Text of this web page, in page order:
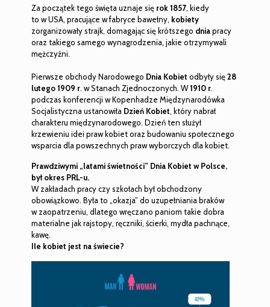
Za początek tego święta uznaje się rok 1857, kiedy
to w USA, pracujące w fabryce bawełny, kobiety
zorganizowały strajk, domagając się krótszego dniapracy
oraz takiego samego wynagrodzenia, jakie otrzymywali
mężczyźni.
Pierwsze obchody Narodowego Dnia Kobiet odbyły się28
lutego 1909 r. w Stanach Zjednoczonych. W1910 r.
podczas konferencji w Kopenhadze Międzynarodówka
Socjalistyczna ustanowiła Dzień Kobiet, który nabrał
charakteru międzynarodowego. Dzień ten służył
krzewieniu idei praw kobiet oraz budowaniu społecznego
wsparcia dla powszechnych praw wyborczych dla kobiet.
Prawdziwymi „latami świetności” Dnia Kobiet w Polsce,
był okres PRL-u.
W zakładach pracy czy szkołach był obchodzony
obowiązkowo. Była to „okazja” do uzupełniania braków
w zaopatrzeniu, dlatego wręczano paniom takie dobra
materialne jak rajstopy, ręczniki, ścierki, mydła pachnące,
kawę.
Ile kobiet jest na świecie?